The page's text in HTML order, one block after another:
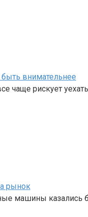
внимательнее
чаще рискует
рынок
машины казались